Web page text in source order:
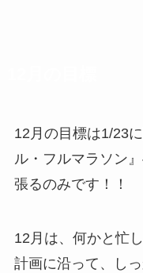
12月の目標は1/23
ル・フルマラソン
張るのみです！！
12月は、何かと忙
計画に沿って、し